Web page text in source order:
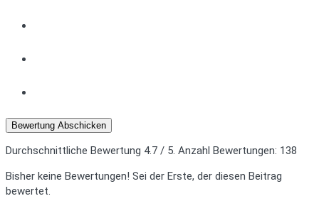
Bewertung Abschicken
Durchschnittliche Bewertung 4.7 / 5. Anzahl Bewertungen: 138
Bisher keine Bewertungen! Sei der Erste, der diesen Beitrag
bewertet.